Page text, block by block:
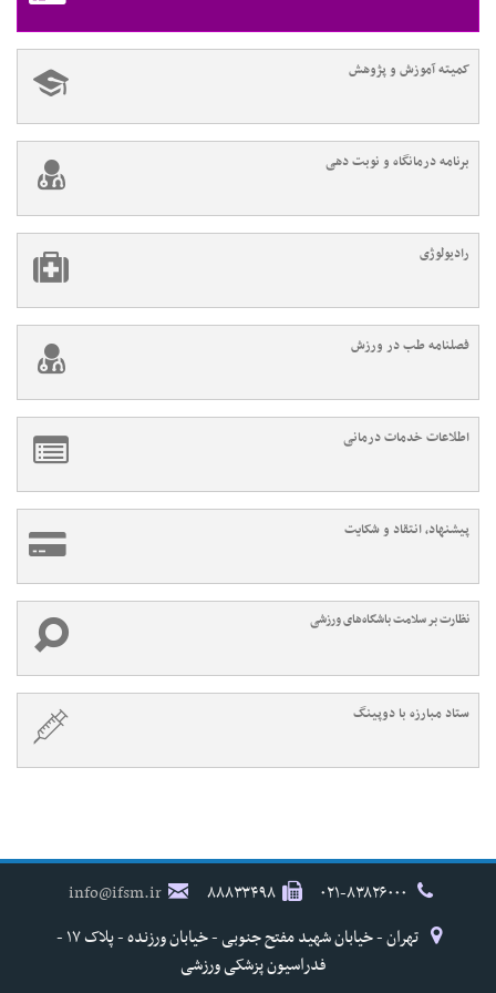
کمیته آموزش و پژوهش
برنامه درمانگاه و نوبت دهی
رادیولوژی
فصلنامه طب در ورزش
اطلاعات خدمات درمانی
پیشنهاد، انتقاد و شکایت
نظارت بر سلامت باشگاه‌های ورزشی
ستاد مبارزه با دوپینگ
۸۸۸۳۳۴۹۸
info@ifsm.ir
تهران - خیابان شهید مفتح جنوبی - خیابان ورزنده - پلاک ۱۷ -
فدراسیون پزشکی ورزشی